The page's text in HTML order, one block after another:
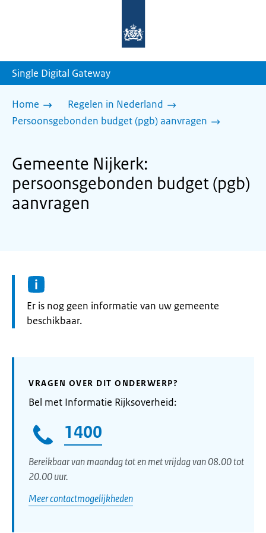
homepage
Single Digital Gateway
Home
Regelen in Nederland
Persoonsgebonden budget (pgb) aanvragen
Gemeente Nijkerk:
persoonsgebonden budget (pgb)
aanvragen
Informatie:
Er is nog geen informatie van uw gemeente
beschikbaar.
VRAGEN OVER DIT ONDERWERP?
Bel met Informatie Rijksoverheid:
1400
Bereikbaar van maandag tot en met vrijdag van 08.00 tot
20.00 uur.
Meer contactmogelijkheden